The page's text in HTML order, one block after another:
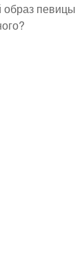
певицы